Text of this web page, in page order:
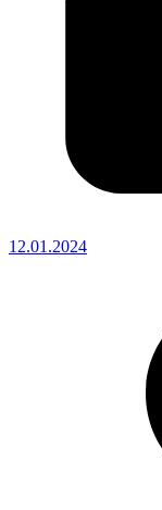
12.01.2024